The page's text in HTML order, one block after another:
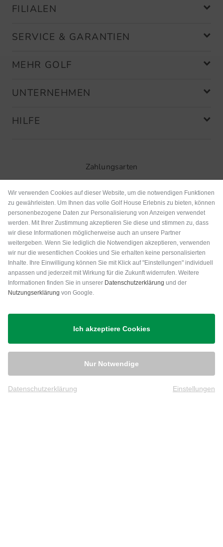
FILIALEN
SERVICE & GARANTIEN
MEHR GOLF
UNTERNEHMEN
HILFE
Zahlungsarten
Versand
Wir verwenden Cookies auf dieser Website, um die notwendigen Funktionen
zu gewährleisten. Um Ihnen das volle Golf House Erlebnis zu bieten, können
personenbezogene Daten zur Personalisierung von Anzeigen verwendet
werden. Mit Ihrer Zustimmung akzeptieren Sie diese und stimmen zu, dass
wir diese Informationen möglicherweise auch an unsere Partner
weitergeben. Wenn Sie lediglich die Notwendigen akzeptieren, verwenden
wir nur die wesentlichen Cookies und Sie erhalten keine personalisierten
Inhalte. Ihre Einwilligung können Sie mit Klick auf "Einstellungen" individuell
anpassen und jederzeit mit Wirkung für die Zukunft widerrufen. Weitere
Informationen finden Sie in unserer Datenschutzerklärung und der
Nutzungserklärung von Google.
Ich akzeptiere Cookies
Nur Notwendige
Datenschutzerklärung Einstellungen